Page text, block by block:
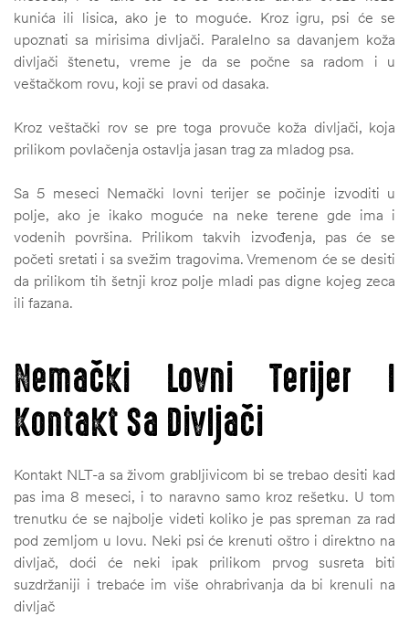
kunića ili lisica, ako je to moguće. Kroz igru, psi će se
upoznati sa mirisima divljači. Paralelno sa davanjem koža
divljači štenetu, vreme je da se počne sa radom i u
veštačkom rovu, koji se pravi od dasaka.
Kroz veštački rov se pre toga provuče koža divljači, koja
prilikom povlačenja ostavlja jasan trag za mladog psa.
Sa 5 meseci Nemački lovni terijer se počinje izvoditi u
polje, ako je ikako moguće na neke terene gde ima i
vodenih površina. Prilikom takvih izvođenja, pas će se
početi sretati i sa svežim tragovima. Vremenom će se desiti
da prilikom tih šetnji kroz polje mladi pas digne kojeg zeca
ili fazana.
Nemački Lovni Terijer I
Kontakt Sa Divljači
Kontakt NLT-a sa živom grabljivicom bi se trebao desiti kad
pas ima 8 meseci, i to naravno samo kroz rešetku. U tom
trenutku će se najbolje videti koliko je pas spreman za rad
pod zemljom u lovu. Neki psi će krenuti oštro i direktno na
divljač, doći će neki ipak prilikom prvog susreta biti
suzdržaniji i trebaće im više ohrabrivanja da bi krenuli na
divljač